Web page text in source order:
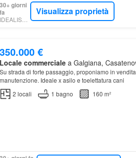
30+ giorni
fa
IDEALISTA.IT
Visualizza proprietà
350.000 €
Locale commercialea Galgiana,
Su strada di forte passaggio, proponiamo in
manutenzione. Ideale x asilo e toelettatura cani
2 locali 1 bagno 160 m²